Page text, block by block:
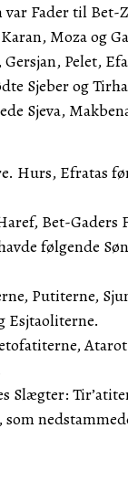
var Fader til Bet-
Moza og
Pelet, Efa
Sjeber og
Sjeva,
Hurs, Efratas
Bet-Gaders
følgende
Putiterne,
Esjtaoliterne.
Slægter: